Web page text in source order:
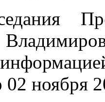
02 ноября